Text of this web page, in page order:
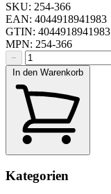
SKU: 254-366
EAN: 4044918941983
GTIN: 4044918941983
MPN: 254-366
−
In den Warenkorb
Kategorien